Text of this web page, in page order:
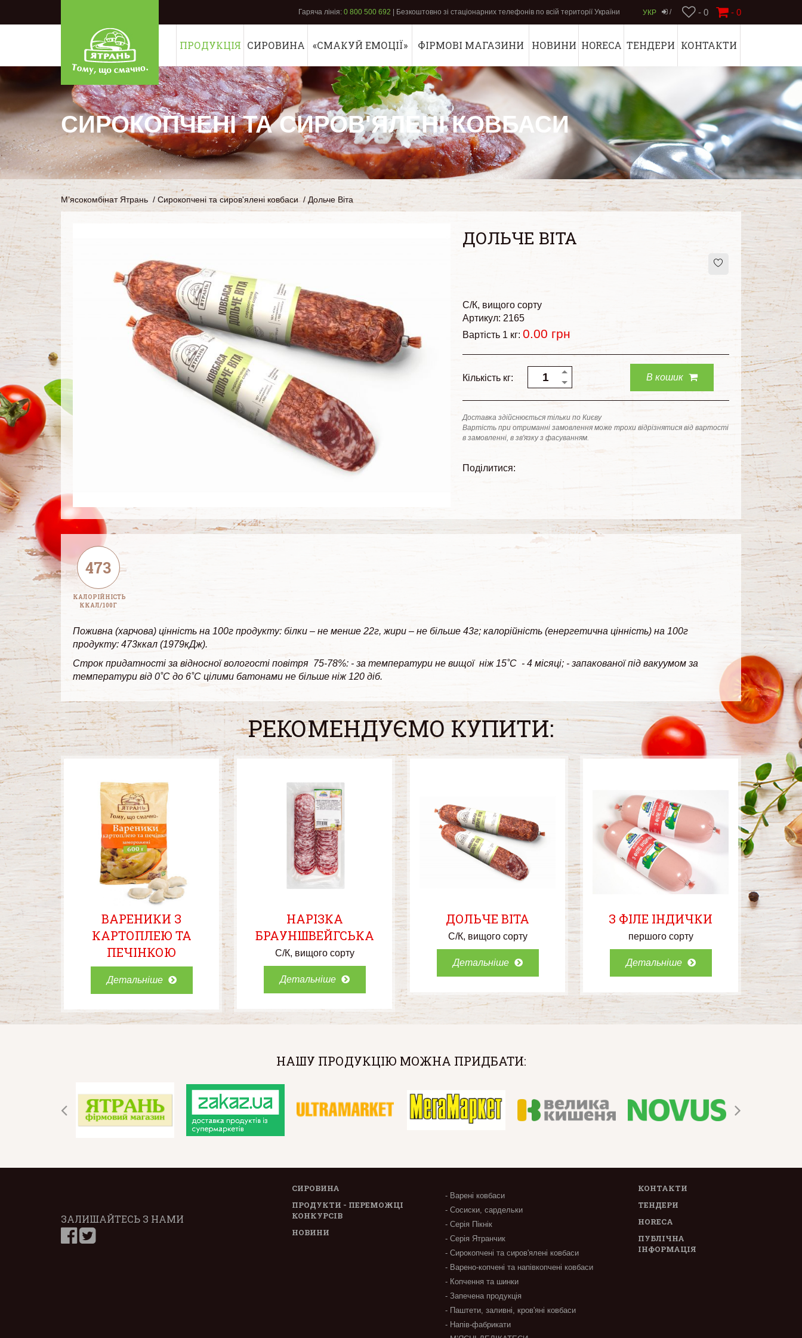
Гаряча лінія: 0 800 500 692 | Безкоштовно зі стаціонарних телефонів по всій території України УКР / - 0 - 0
ПРОДУКЦІЯ СИРОВИНА «СМАКУЙ ЕМОЦІЇ» ФІРМОВІ МАГАЗИНИ НОВИНИ HORECA ТЕНДЕРИ КОНТАКТИ
СИРОКОПЧЕНІ ТА СИРОВ'ЯЛЕНІ КОВБАСИ
М’ясокомбінат Ятрань / Сирокопчені та сиров'ялені ковбаси/ Дольче Віта
ДОЛЬЧЕ ВІТА
С/К вищого сорту
Артикул: 2165
Вартість 1 кг: 0.00 грн
Кількість кг: В кошик
Доставка здійснюється тільки по Києву
Вартість при отриманні замовлення може трохи відрізнятися від вартості
в замовленні, в зв'язку з фасуванням.
Поділитися:
473
КАЛОРІЙНІСТЬ
ККАЛ/100Г
Поживна (харчова) цінність на 100г продукту: білки – не менше 22г, жири – не більше 43г; калорійність (енергетична цінність) на 100г
продукту: 473ккал (1979кДж).
Строк придатності за відносної вологості повітря 75-78%: - за температури не вищої ніж 15˚С - 4 місяці; - запакованої під вакуумом за
температури від 0˚С до 6˚С цілими батонами не більше ніж 120 діб.
РЕКОМЕНДУЄМО КУПИТИ:
ВАРЕНИКИ З
КАРТОПЛЕЮ ТА
ПЕЧІНКОЮ
Детальніше
НАРІЗКА
БРАУНШВЕЙГСЬКА
С/К вищого сорту
Детальніше
ДОЛЬЧЕ ВІТА
С/К вищого сорту
Детальніше
З ФІЛЕ ІНДИЧКИ
першого сорту
Детальніше
НАШУ ПРОДУКЦІЮ МОЖНА ПРИДБАТИ:
ЗАЛИШАЙТЕСЬ З НАМИ
СИРОВИНА
ПРОДУКТИ - ПЕРЕМОЖЦІ
КОНКУРСІВ
НОВИНИ
- Варені ковбаси
- Сосиски, сардельки
- Серія Пікнік
- Серія Ятранчик
- Сирокопчені та сиров'ялені ковбаси
- Варено-копчені та напівкопчені ковбаси
- Копчення та шинки
- Запечена продукція
- Паштети, заливні, кров'яні ковбаси
- Напів-фабрикати
КОНТАКТИ
ТЕНДЕРИ
HORECA
ПУБЛІЧНА
ІНФОРМАЦІЯ